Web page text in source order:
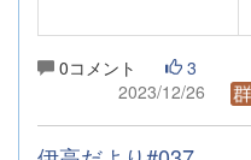
0コメント
3
2023/12/26